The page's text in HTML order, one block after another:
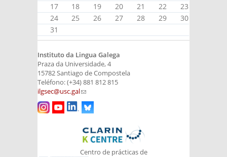
17
18 19 20 21 22
23
24
25 26 27 28 29
30
31
Instituto da Lingua Galega
Praza da Universidade, 4
15782 Santiago de Compostela
Teléfono: (+34) 881 812 815
ilgsec@usc.gal(link sends e-mail)
Centro de prácticas de